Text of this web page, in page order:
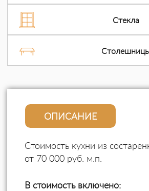
Стекла
ОПИСАНИЕ
Стоимость кухни из
от 70 000 руб. м.п.
В стоимость включено: